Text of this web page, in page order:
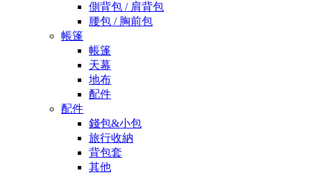
側背包 / 肩背包
腰包 / 胸前包
帳篷
帳篷
天幕
地布
配件
配件
錢包&小包
旅行收納
背包套
其他